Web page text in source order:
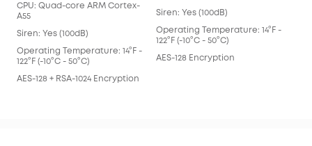
CPU: Quad-core ARM Cortex-
A55
Siren: Yes (100dB)
Operating Temperature: 14°F -
122°F (-10°C - 50°C)
AES-128 + RSA-1024 Encryption
Siren: Yes (100dB)
Operating Temperature: 14°F -
122°F (-10°C - 50°C)
AES-128 Encryption